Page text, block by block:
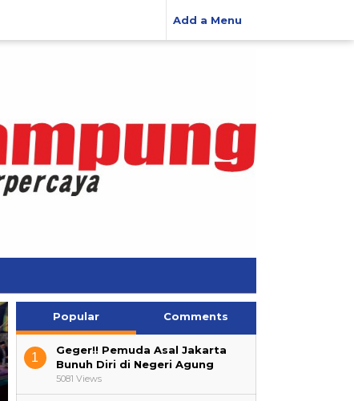
Add a Menu
Penyuluh KUA Gunung
Labuhan Kuatkan Literasi Al-
Qur’an di Kampung Suka
Negeri
KPU Way Kanan Gelar
Sosialisasi Pendidikan
Pemilih Berkelanjutan bagi
Pemilih Pemula di SMA Al
Ratu
Popular Comments
1
Geger!! Pemuda Asal Jakarta
Bunuh Diri di Negeri Agung
5081 Views